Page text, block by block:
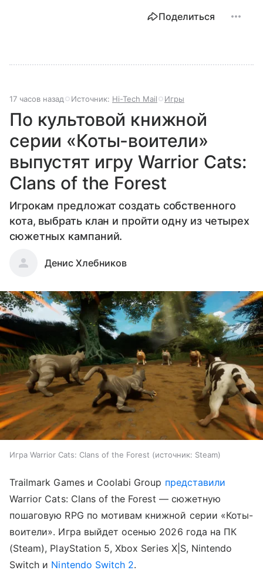
Поделиться
17 часов назад Источник: Hi-Tech Mail Игры
По культовой книжной
серии «Коты-воители»
выпустят игру Warrior Cats:
Clans of the Forest
Игрокам предложат создать собственного
кота, выбрать клан и пройти одну из четырех
сюжетных кампаний.
Денис Хлебников
Игра Warrior Cats: Clans of the Forest источник: Steam
Trailmark Games и Coolabi Group представили
Warrior Cats: Clans of the Forest — сюжетную
пошаговую RPG по мотивам книжной серии «Коты-
воители». Игра выйдет осенью 2026 года на ПК
(Steam), PlayStation 5, Xbox Series X|S, Nintendo
Switch и Nintendo Switch 2.